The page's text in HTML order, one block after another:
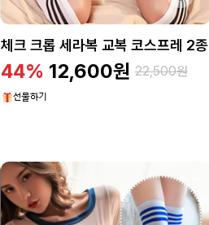
체크 크롭 세라복 교복 코스프레 2종
44% 12,600원 22,500원